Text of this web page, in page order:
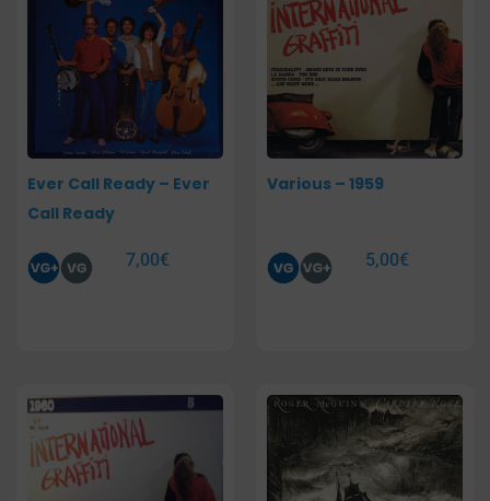
Ever Call Ready – Ever
Call Ready
7,00€
Various – 1959
5,00€